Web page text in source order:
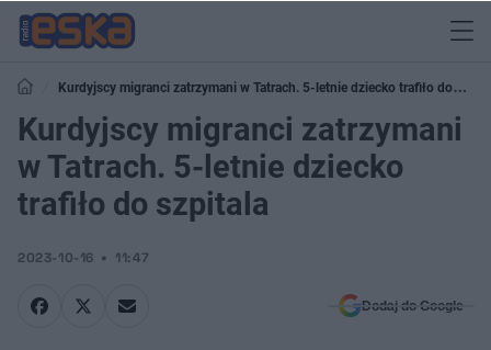
Kurdyjscy migranci zatrzymani w Tatrach. 5-letnie dziecko trafiło do
szpitala
Kurdyjscy migranci zatrzymani
w Tatrach. 5-letnie dziecko
trafiło do szpitala
2023-10-16 11:47
Dodaj do Google